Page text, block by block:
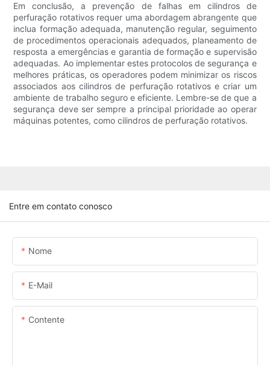
Em conclusão, a prevenção de falhas em cilindros de
perfuração rotativos requer uma abordagem abrangente que
inclua formação adequada, manutenção regular, seguimento
de procedimentos operacionais adequados, planeamento de
resposta a emergências e garantia de formação e supervisão
adequadas. Ao implementar estes protocolos de segurança e
melhores práticas, os operadores podem minimizar os riscos
associados aos cilindros de perfuração rotativos e criar um
ambiente de trabalho seguro e eficiente. Lembre-se de que a
segurança deve ser sempre a principal prioridade ao operar
máquinas potentes, como cilindros de perfuração rotativos.
Entre em contato conosco
Nome
E-Mail
Contente